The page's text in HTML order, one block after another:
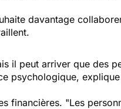
davantage
il peut arriver que des
psychologique,
financières. "Les